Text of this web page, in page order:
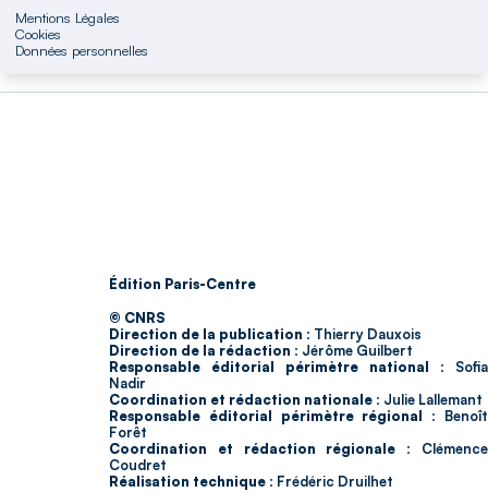
Mentions Légales
Cookies
Données personnelles
Édition Paris-Centre
© CNRS
Direction de la publication : Thierry Dauxois
Direction de la rédaction : Jérôme Guilbert
Responsable éditorial périmètre national : Sofia
Nadir
Coordination et rédaction nationale : Julie Lallemant
Responsable éditorial périmètre régional : Benoît
Forêt
Coordination et rédaction régionale : Clémence
Coudret
Réalisation technique : Frédéric Druilhet